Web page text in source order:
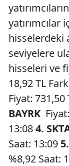
hisselerdeki
seviyelere
hisseleri ve
18,92 TL
Fiyat: 731,50
BAYRK
13:084.
Saat: 13:09
%8,92 Saat: